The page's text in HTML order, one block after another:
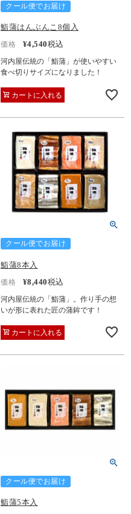
クール便でお届け
鮨蒲はんぶんこ8個入
価格 ¥4,540税込
河内屋伝統の「鮨蒲」が使いやすい
食べ切りサイズになりました！
カートに入れる
クール便でお届け
鮨蒲8本入
価格 ¥8,440税込
河内屋伝統の「鮨蒲」。作り手の想
いが形に表れた匠の蒲鉾です！
カートに入れる
クール便でお届け
鮨蒲5本入